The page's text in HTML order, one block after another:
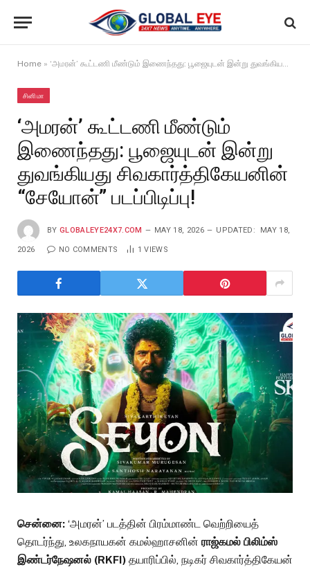
Home » ‘அமரன்’ கூட்டணி மீண்டும் இணைந்தது: பூஜையுடன் இன்று துவங்கியது சிவகார்த்திகேயனின் “சேயோன்” படப்பிடிப்பு!
சினிமா
‘அமரன்’ கூட்டணி மீண்டும்
இணைந்தது: பூஜையுடன் இன்று
துவங்கியது சிவகார்த்திகேயனின்
“சேயோன்” படப்பிடிப்பு!
BY GLOBALEYE24X7.COM MAY 18, 2026 UPDATED: MAY 18,
2026 NO COMMENTS 1VIEWS
சென்னை: ‘அமரன்’ படத்தின் பிரம்மாண்ட வெற்றியைத்
தொடர்ந்து, உலகநாயகன் கமல்ஹாசனின் ராஜ்கமல் பிலிம்ஸ்
இண்டர்நேஷனல் (RKFI) தயாரிப்பில், நடிகர் சிவகார்த்திகேயன்